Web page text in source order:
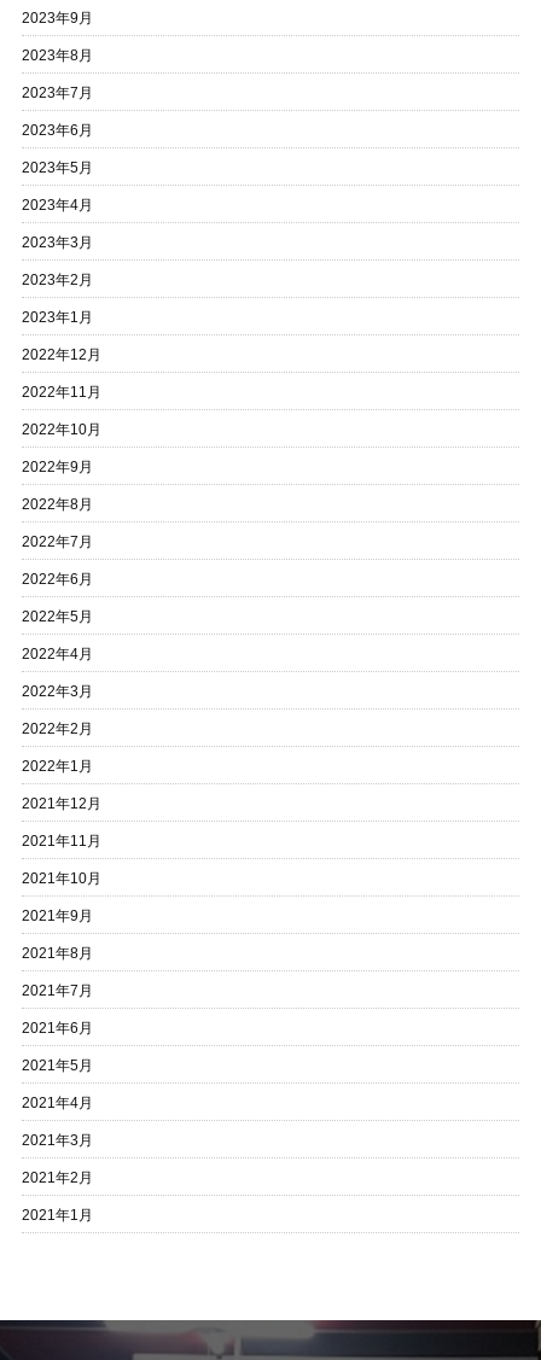
2023年9月
2023年8月
2023年7月
2023年6月
2023年5月
2023年4月
2023年3月
2023年2月
2023年1月
2022年12月
2022年11月
2022年10月
2022年9月
2022年8月
2022年7月
2022年6月
2022年5月
2022年4月
2022年3月
2022年2月
2022年1月
2021年12月
2021年11月
2021年10月
2021年9月
2021年8月
2021年7月
2021年6月
2021年5月
2021年4月
2021年3月
2021年2月
2021年1月